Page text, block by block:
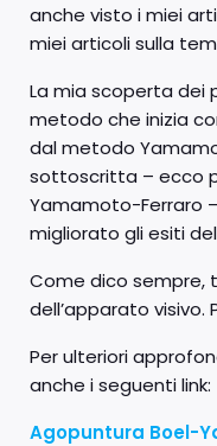
anche visto i miei
miei articoli sulla
La mia scoperta dei
metodo che inizia
dal metodo
sottoscritta – ecco
Yamamoto-Ferraro
migliorato gli esiti
Come dico sempre,
dell’apparato visivo.
Per ulteriori
anche i seguenti link:
Agopuntura Boel-